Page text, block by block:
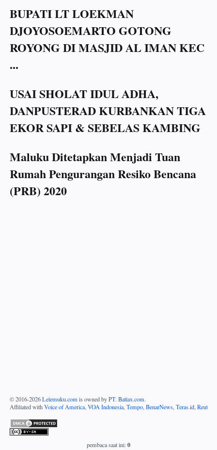
BUPATI LT LOEKMAN
DJOYOSOEMARTO GOTONG
ROYONG DI MASJID AL IMAN KEC
...
USAI SHOLAT IDUL ADHA,
DANPUSTERAD KURBANKAN TIGA
EKOR SAPI & SEBELAS KAMBING
Maluku Ditetapkan Menjadi Tuan
Rumah Pengurangan Resiko Bencana
(PRB) 2020
© 2016-2026Lelemuku.com is owned byPT. Batlax.com.
Affiliated withVoice of America, VOA Indonesia, Tempo, BenarNews, Teras.id, Reuters
pembaca saat ini:0